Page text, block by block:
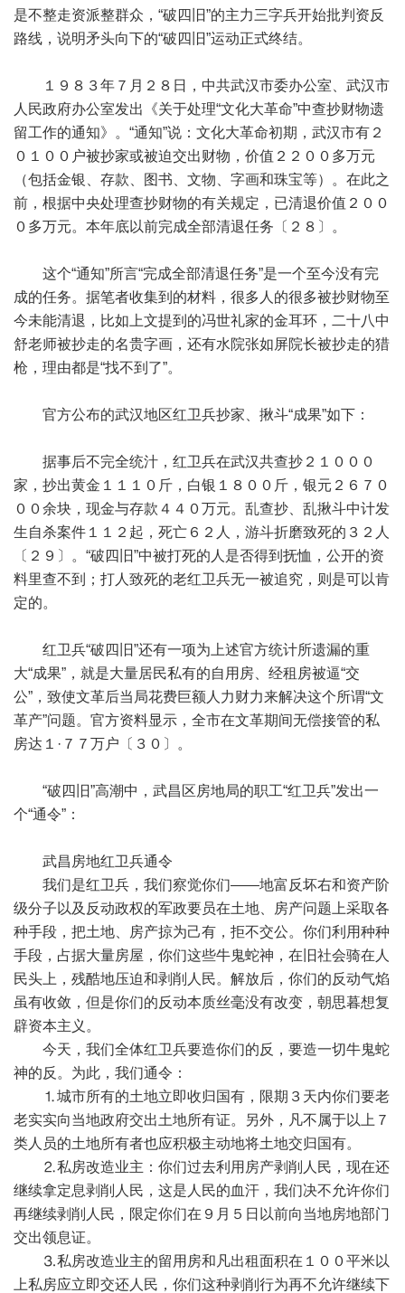
是不整走资派整群众，“破四旧”的主力三字兵开始批判资反
路线，说明矛头向下的“破四旧”运动正式终结。
１９８３年７月２８日，中共武汉市委办公室、武汉市
人民政府办公室发出《关于处理“文化大革命”中查抄财物遗
留工作的通知》。“通知”说：文化大革命初期，武汉市有２
０１００户被抄家或被迫交出财物，价值２２００多万元
（包括金银、存款、图书、文物、字画和珠宝等）。在此之
前，根据中央处理查抄财物的有关规定，已清退价值２００
０多万元。本年底以前完成全部清退任务〔２８〕。
这个“通知”所言“完成全部清退任务”是一个至今没有完
成的任务。据笔者收集到的材料，很多人的很多被抄财物至
今未能清退，比如上文提到的冯世礼家的金耳环，二十八中
舒老师被抄走的名贵字画，还有水院张如屏院长被抄走的猎
枪，理由都是“找不到了”。
官方公布的武汉地区红卫兵抄家、揪斗“成果”如下：
据事后不完全统汁，红卫兵在武汉共查抄２１０００
家，抄出黄金１１１０斤，白银１８００斤，银元２６７０
００余块，现金与存款４４０万元。乱查抄、乱揪斗中计发
生自杀案件１１２起，死亡６２人，游斗折磨致死的３２人
〔２９〕。“破四旧”中被打死的人是否得到抚恤，公开的资
料里查不到；打人致死的老红卫兵无一被追究，则是可以肯
定的。
红卫兵“破四旧”还有一项为上述官方统计所遗漏的重
大“成果”，就是大量居民私有的自用房、经租房被逼“交
公”，致使文革后当局花费巨额人力财力来解决这个所谓“文
革产”问题。官方资料显示，全市在文革期间无偿接管的私
房达１·７７万户〔３０〕。
“破四旧”高潮中，武昌区房地局的职工“红卫兵”发出一
个“通令”：
武昌房地红卫兵通令
我们是红卫兵，我们察觉你们——地富反坏右和资产阶
级分子以及反动政权的军政要员在土地、房产问题上采取各
种手段，把土地、房产掠为己有，拒不交公。你们利用种种
手段，占据大量房屋，你们这些牛鬼蛇神，在旧社会骑在人
民头上，残酷地压迫和剥削人民。解放后，你们的反动气焰
虽有收敛，但是你们的反动本质丝毫没有改变，朝思暮想复
辟资本主义。
今天，我们全体红卫兵要造你们的反，要造一切牛鬼蛇
神的反。为此，我们通令：
⒈城市所有的土地立即收归国有，限期３天内你们要老
老实实向当地政府交出土地所有证。另外，凡不属于以上７
类人员的土地所有者也应积极主动地将土地交归国有。
⒉私房改造业主：你们过去利用房产剥削人民，现在还
继续拿定息剥削人民，这是人民的血汗，我们决不允许你们
再继续剥削人民，限定你们在９月５日以前向当地房地部门
交出领息证。
⒊私房改造业主的留用房和凡出租面积在１００平米以
上私房应立即交还人民，你们这种剥削行为再不允许继续下